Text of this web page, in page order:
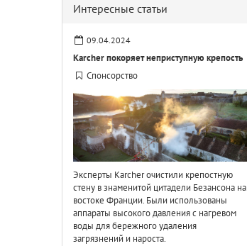
Интересные статьи
09.04.2024
Karcher покоряет неприступную крепость
Спонсорство
Эксперты Karcher очистили крепостную
стену в знаменитой цитадели Безансона на
востоке Франции. Были использованы
аппараты высокого давления с нагревом
воды для бережного удаления
загрязнений и нароста.